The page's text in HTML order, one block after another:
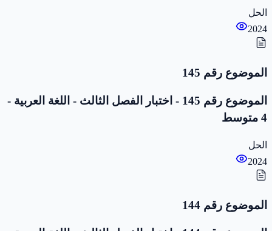
الحل
2024
الموضوع رقم 145
الموضوع رقم 145 - اختبار الفصل الثالث - اللغة العربية -
4 متوسط
الحل
2024
الموضوع رقم 144